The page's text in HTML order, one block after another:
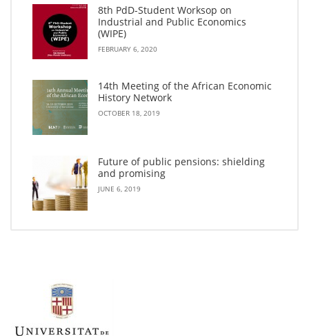
8th PdD-Student Worksop on
Industrial and Public Economics
(WIPE)
FEBRUARY 6, 2020
14th Meeting of the African Economic
History Network
OCTOBER 18, 2019
Future of public pensions: shielding
and promising
JUNE 6, 2019